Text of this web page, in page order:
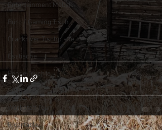
Entertainment Möbel
Büro / Gaming Tisch
Crackriver Tischplatte
Esstische
Pendelleuchte
Sitzmöbel
Werkstatt Tour
Rivertable